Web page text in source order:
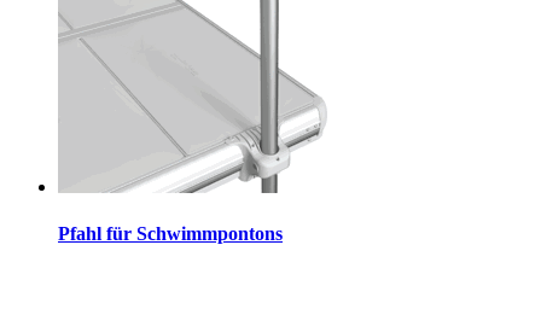
Pfahl für Schwimmpontons